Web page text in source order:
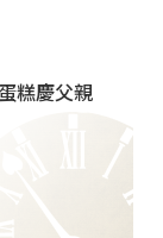
糕慶父親